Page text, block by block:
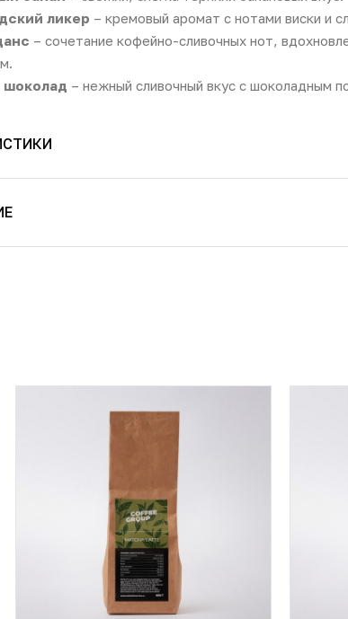
ликер – кремовый аромат с нотами виски и
– сочетание кофейно-сливочных нот,
шоколад – нежный сливочный вкус с шоколадным